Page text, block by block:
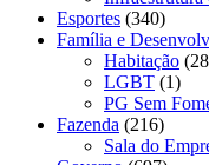
Esportes (340)
Família e
Habitação
LGBT (1)
PG Sem
Fazenda (216)
Sala do